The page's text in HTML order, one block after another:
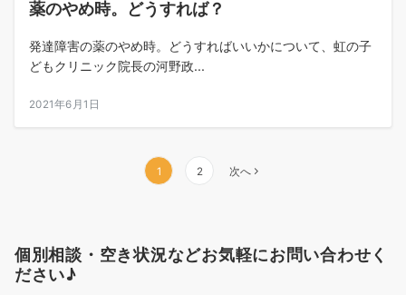
薬のやめ時。どうすれば？
発達障害の薬のやめ時。どうすればいいかについて、虹の子
どもクリニック院長の河野政...
2021年6月1日
ビ
1 2 次へ
個別相談・空き状況などお気軽にお問い合わせく
ださい♪